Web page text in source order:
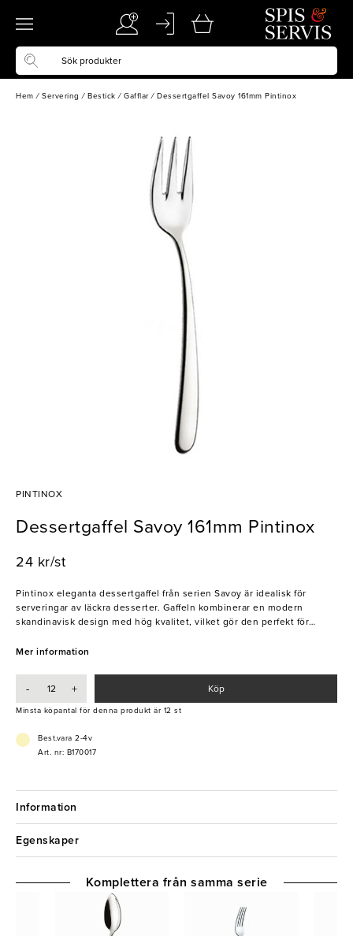
Hem / Servering / Bestick / Gafflar / Dessertgaffel Savoy 161mm Pintinox
PINTINOX
Dessertgaffel Savoy 161mm Pintinox
24 kr/st
Pintinox eleganta dessertgaffel från serien Savoy är idealisk för
serveringar av läckra desserter. Gaffeln kombinerar en modern
skandinavisk design med hög kvalitet, vilket gör den perfekt för
den bekväma tyngden på gaffeln ger en lyxig känsla i handen när
sig fri från repor och slitage under många år. Förhöj bordets utseende
och imponera på dina gäster med denna eleganta gaffel!
- 18/10 Rostfritt stål
- Tål diskmaskin
Mer information
- + Köp
Minsta köpantal för denna produkt är 12 st
Best.vara 2-4v
Art. nr: B170017
Information
Egenskaper
Komplettera från samma serie